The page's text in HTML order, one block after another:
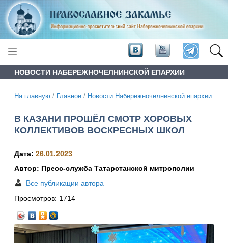
НОВОСТИ НАБЕРЕЖНОЧЕЛНИНСКОЙ ЕПАРХИИ
На главную / Главное / Новости Набережночелнинской епархии
В КАЗАНИ ПРОШЁЛ СМОТР ХОРОВЫХ
КОЛЛЕКТИВОВ ВОСКРЕСНЫХ ШКОЛ
Дата: 26.01.2023
Автор: Пресс-служба Татарстанской митрополии
Все публикации автора
Просмотров: 1714